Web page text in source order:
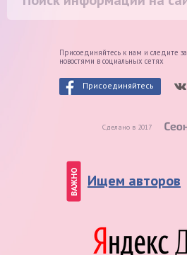
Присоединяйтесь к нам и следите за
новостями в социальных сетях
Присоединяйтесь
Сделано в 2017
ВАЖНО Ищем авторов